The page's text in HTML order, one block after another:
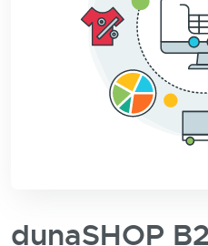
dunaSHOP